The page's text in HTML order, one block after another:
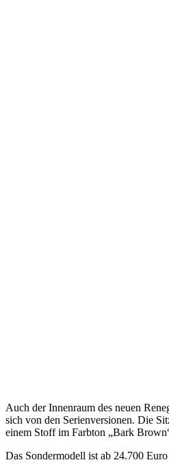
Auch der Innenraum des neuen
sich von den Serienversionen. Die
einem Stoff im Farbton „Bark
Das Sondermodell ist ab 24.700 Euro